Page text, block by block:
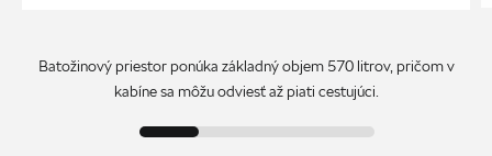
Batožinový priestor ponúka základný objem 570 litrov, pričom v
kabíne sa môžu odviesť až piati cestujúci.